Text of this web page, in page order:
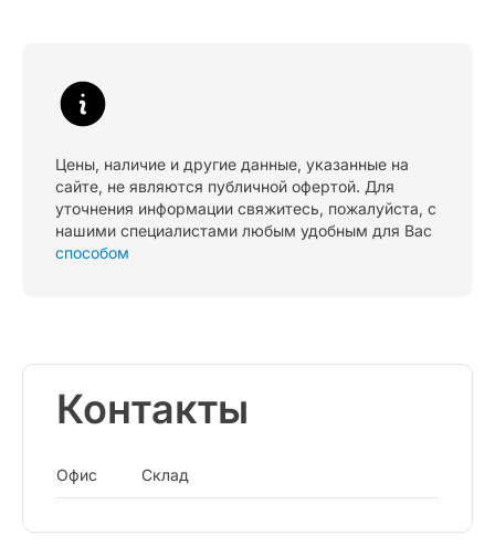
Цены, наличие и другие данные, указанные на
сайте, не являются публичной офертой. Для
уточнения информации свяжитесь, пожалуйста, с
нашими специалистами любым удобным для Вас
способом
Контакты
Офис Склад